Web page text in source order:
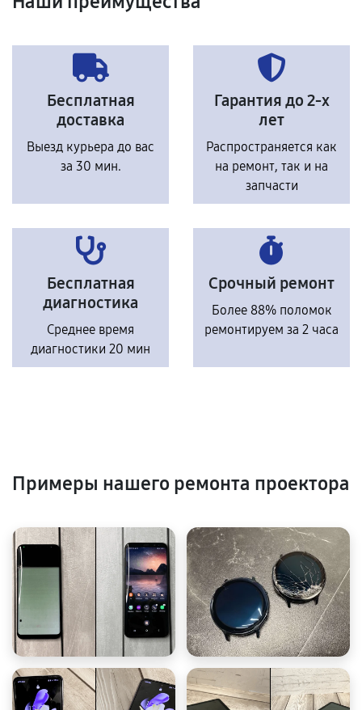
Бесплатная
доставка
Выезд курьера до вас
за 30 мин.
Гарантия до 2-х
лет
Распространяется как
на ремонт, так и на
запчасти
Бесплатная
диагностика
Среднее время
диагностики 20 мин
Срочный ремонт
Более 88% поломок
ремонтируем за 2 часа
Примеры нашего ремонта проектора